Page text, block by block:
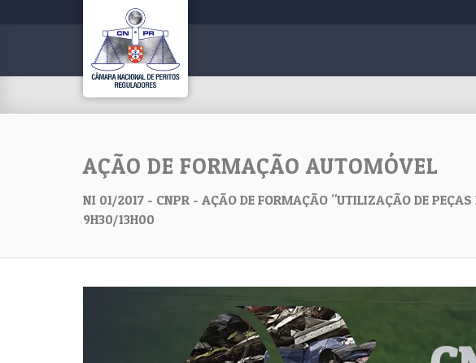
AÇÃO DE FORMAÇÃO AUTOMÓVEL
NI 01/2017 - CNPR - AÇÃO DE FORMAÇÃO "UTILIZAÇÃO DE
9H30/13H00